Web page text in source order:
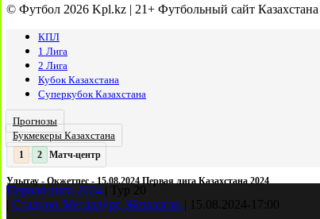
© Футбол 2026 Kpl.kz | 21+ Футбольный сайт Казахстана
КПЛ
1 Лига
2 Лига
Кубок Казахстана
Суперкубок Казахстана
Прогнозы
Букмекеры Казахстана
: 2 Матч-центр
Улытау - Окжетпес - 15.08.2024 Первая лига Казахстана 2024
Первая лига 2024
Тур 20
Стадион Металлург, Жезказган 15.08.2024- 17:00